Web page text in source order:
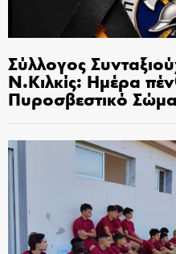
Σύλλογος
Ν.Κιλκίς: Ημέρα
Πυροσβεστικό Σώμα